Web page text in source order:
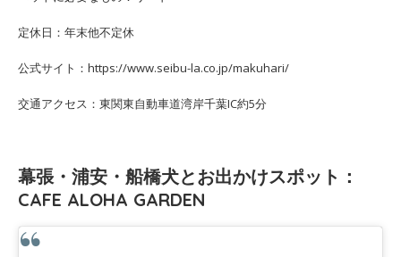
定休日：年末他不定休
公式サイト：https://www.seibu-la.co.jp/makuhari/
交通アクセス：東関東自動車道湾岸千葉IC約5分
幕張・浦安・船橋犬とお出かけスポット：
CAFE ALOHA GARDEN